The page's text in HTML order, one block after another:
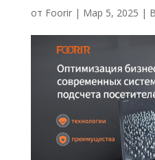
от Foorir| Мар 5, 2025 |